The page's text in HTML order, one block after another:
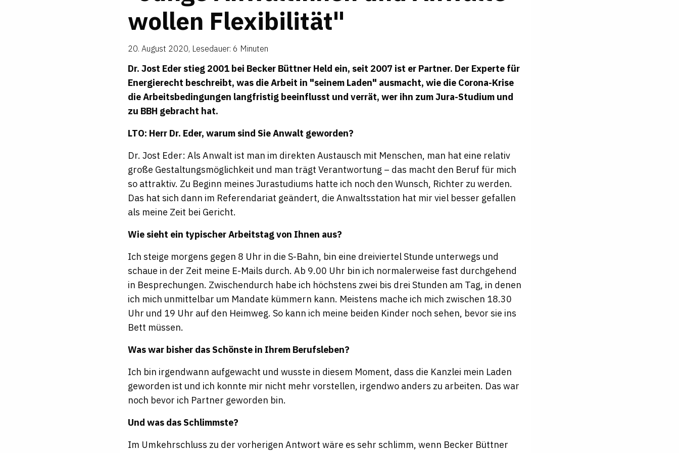
wollen Fle­xi­bi­lität"
20. August 2020, Lesedauer: 6 Minuten
Dr. Jost Eder stieg 2001 bei Becker Büttner Held ein, seit 2007 ist er Partner. Der Experte für
Energierecht beschreibt, was die Arbeit in "seinem Laden" ausmacht, wie die Corona-Krise
die Arbeitsbedingungen langfristig beeinflusst und verrät, wer ihn zum Jura-Studium und
zu BBH gebracht hat.
LTO: Herr Dr. Eder, warum sind Sie Anwalt geworden?
Dr. Jost Eder: Als Anwalt ist man im direkten Austausch mit Menschen, man hat eine relativ
große Gestaltungsmöglichkeit und man trägt Verantwortung – das macht den Beruf für mich
so attraktiv. Zu Beginn meines Jurastudiums hatte ich noch den Wunsch, Richter zu werden.
Das hat sich dann im Referendariat geändert, die Anwaltsstation hat mir viel besser gefallen
als meine Zeit bei Gericht.
Wie sieht ein typischer Arbeitstag von Ihnen aus?
Ich steige morgens gegen 8 Uhr in die S-Bahn, bin eine dreiviertel Stunde unterwegs und
schaue in der Zeit meine E-Mails durch. Ab 9.00 Uhr bin ich normalerweise fast durchgehend
in Besprechungen. Zwischendurch habe ich höchstens zwei bis drei Stunden am Tag, in denen
ich mich unmittelbar um Mandate kümmern kann. Meistens mache ich mich zwischen 18.30
Uhr und 19 Uhr auf den Heimweg. So kann ich meine beiden Kinder noch sehen, bevor sie ins
Bett müssen.
Was war bisher das Schönste in Ihrem Berufsleben?
Ich bin irgendwann aufgewacht und wusste in diesem Moment, dass die Kanzlei mein Laden
geworden ist und ich konnte mir nicht mehr vorstellen, irgendwo anders zu arbeiten. Das war
noch bevor ich Partner geworden bin.
Und was das Schlimmste?
Im Umkehrschluss zu der vorherigen Antwort wäre es sehr schlimm, wenn Becker Büttner